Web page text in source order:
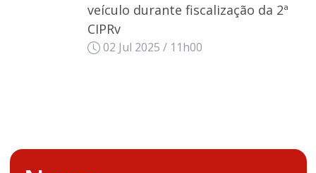
veículo durante fiscalização da 2ª
CIPRv
02 Jul 2025 / 11h00